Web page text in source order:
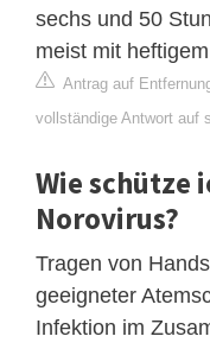
sechs und 50
meist mit
Antrag auf
vollständige Antwort auf
Wie schütze
Norovirus?
Tragen von
geeigneter
Infektion im